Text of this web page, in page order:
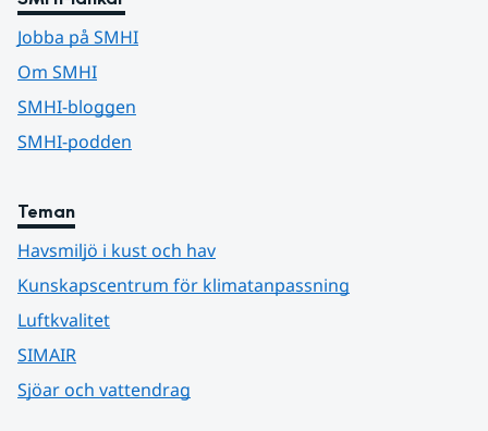
Jobba på SMHI
Om SMHI
SMHI-bloggen
SMHI-podden
Teman
Havsmiljö i kust och hav
Kunskapscentrum för klimatanpassning
Luftkvalitet
SIMAIR
Sjöar och vattendrag